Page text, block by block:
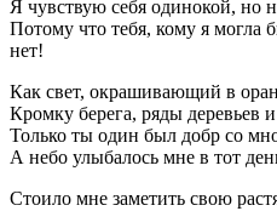
Я чувствую себя одинокой, но
Потому что тебя, кому я могла
нет!
Как свет, окрашивающий в
Кромку берега, ряды деревьев
Только ты один был добр со
А небо улыбалось мне в тот
Стоило мне заметить свою